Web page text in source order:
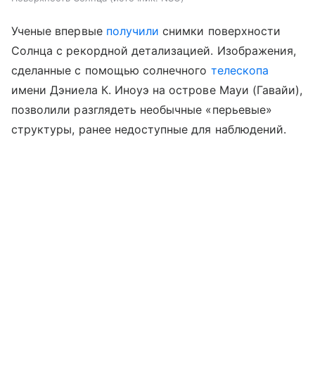
Ученые впервые получили снимки поверхности
Солнца с рекордной детализацией. Изображения,
сделанные с помощью солнечного телескопа
имени Дэниела К. Иноуэ на острове Мауи (Гавайи),
позволили разглядеть необычные «перьевые»
структуры, ранее недоступные для наблюдений.